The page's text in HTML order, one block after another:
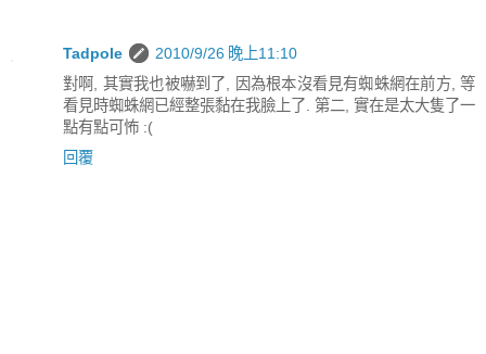
Tadpole
2010/9/26 晚上11:10
對啊, 其實我也被嚇到了, 因為根本沒看見有蜘蛛網在前方, 等
看見時蜘蛛網已經整張黏在我臉上了. 第二, 實在是太大隻了一
點有點可怖 :(
回覆